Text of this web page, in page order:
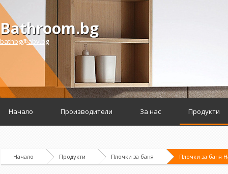
Bathroom.bg
bathbg@abv.bg
Начало Производители За нас Продукти
Начало Продукти Плочки за баня Плочки за баня